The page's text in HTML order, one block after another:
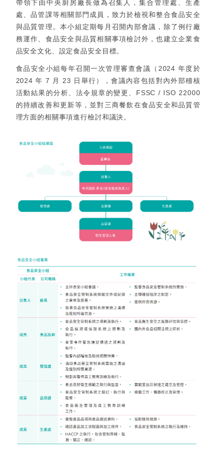
帶領下由中央廚房廠長做為召集人，集合管理處、生產
處、品管課等相關部門成員，致力於檢視和整合食品安全
與品質管理。本小組定期每月召開內部會議，除了例行廠
務運作、食品安全與品質相關事項檢討外，也建立企業食
品安全文化、設定食品安全目標。
食品安全小組每年召開一次管理審查會議（2024 年度於
2024 年 7 月 23 日舉行），會議內容包括對內外部稽核
活動結果的分析、法令規章的變更、FSSC / ISO 22000
的持續改善和更新等，並對三商餐飲在食品安全和品質管
理方面的相關事項進行檢討和議決。